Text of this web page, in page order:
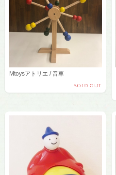
Mtoysアトリエ / 音車
SOLD OUT